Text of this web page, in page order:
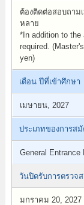
ต้องติดต่อสอบถาม
หลาย
*In addition to the
required.
yen)
เดือน ปีที่เข้าศึกษา
เมษายน, 2027
ประเภทของการส
General Entrance
วันปิดรับการตรว
มกราคม 20, 2027